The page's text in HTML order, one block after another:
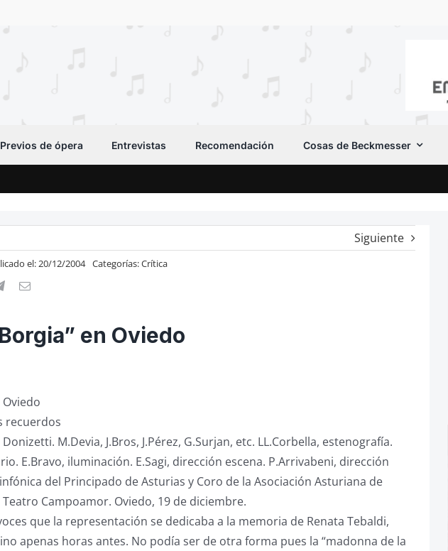
Previos de ópera Entrevistas Recomendación Cosas de Beckmesser
Siguiente
el: 20/12/2004 Categorías:Crítica
en Oviedo
Oviedo
recuerdos
M.Devia, J.Bros, J.Pérez, G.Surjan, etc. LL.Corbella, estenografía.
E.Bravo, iluminación. E.Sagi, dirección escena. P.Arrivabeni, dirección
del Principado de Asturias y Coro de la Asociación Asturiana de
Campoamor. Oviedo, 19 de diciembre.
que la representación se dedicaba a la memoria de Renata Tebaldi,
apenas horas antes. No podía ser de otra forma pues la “madonna de la